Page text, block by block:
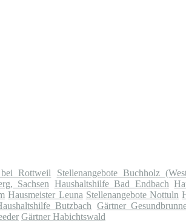
Rottweil Stellenangebote Buchholz
Sachsen Haushaltshilfe Bad Endbach
Hausmeister Leuna Stellenangebote Nottuln
Butzbach Gärtner
Gärtner Habichtswald